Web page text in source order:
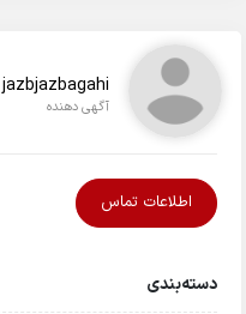
jazbjazbagahi
آگهی دهنده
اطلاعات تماس
دسته‌بندی